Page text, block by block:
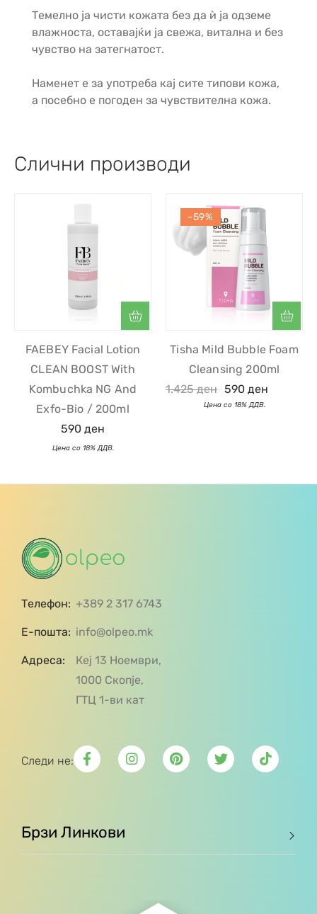
Темелно ја чисти кожата без да ѝ ја одземе
влажноста, оставајќи ја свежа, витална и без
чувство на затегнатост.
Наменет е за употреба кај сите типови кожа,
а посебно е погоден за чувствителна кожа.
Слични производи
FAEBEY Facial Lotion
CLEAN BOOST With
Kombuchka NG And
Exfo-Bio / 200ml
590 ден
-59%
Tisha Mild Bubble Foam
Cleansing 200ml
1.425ден 590 ден
Телефон: +389 2 317 6743
Е-пошта: info@olpeo.mk
Адреса:
Кеј 13 Ноември,
1000 Скопје,
ГТЦ 1-ви кат
Следи не:
Брзи Линкови